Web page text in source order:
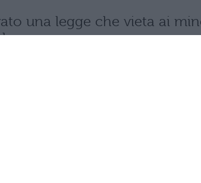
una legge che vieta ai